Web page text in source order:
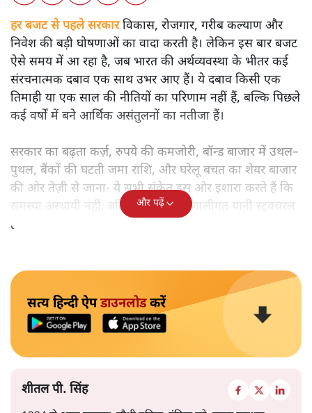
शीतल पी. सिंह
बजट से पहले भारत की अर्थव्यवस्था की चमकदार तस्वीर के पीछे
कौन-से गहरे संकट छिपे हैं? विकास, रोजगार और महंगाई के संकेतों
का गहन विश्लेषण पढ़िए।
हर बजट से पहले सरकारविकास, रोजगार, गरीब कल्याण और
निवेश की बड़ी घोषणाओं का वादा करती है। लेकिन इस बार बजट
ऐसे समय में आ रहा है, जब भारत की अर्थव्यवस्था के भीतर कई
कई वर्षों में बने आर्थिक असंतुलनों का नतीजा हैं।
सरकार का बढ़ता कर्ज़, रुपये की कमजोरी, बॉन्ड बाजार में उथल–
पुथल, बैंकों की घटती जमा राशि, और घरेलू बचत का शेयर बाजार
की ओर तेज़ी से जाना- ये सभी संकेत इस ओर इशारा करते हैं कि